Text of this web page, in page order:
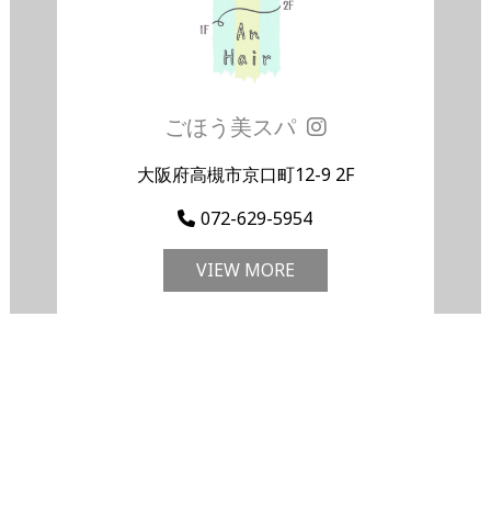
ごほう美スパ
大阪府高槻市京口町12-9 2F
072-629-5954
VIEW MORE